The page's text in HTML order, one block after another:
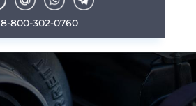
8-800-302-0760